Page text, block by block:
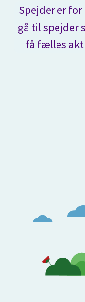
Spejder er for
gå til spejder
få fælles